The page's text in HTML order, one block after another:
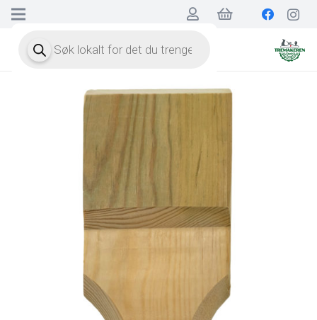
search